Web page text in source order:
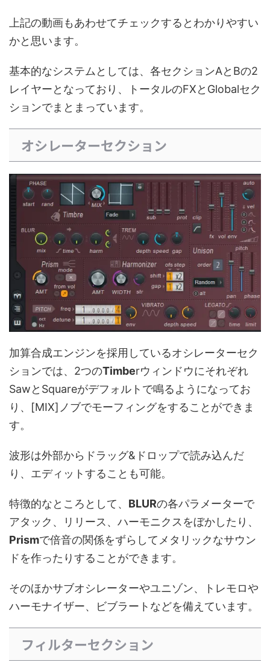
上記の動画もあわせてチェックするとわかりやすい
かと思います。
基本的なシステムとしては、各セクションAとBの2
レイヤーとなっており、トータルのFXとGlobalセク
ションでまとまっています。
オシレーターセクション
加算合成エンジンを採用しているオシレーターセク
ションでは、2つのTimberウィンドウにそれぞれ
SawとSquareがデフォルトで鳴るようになってお
り、[MIX]ノブでモーフィングをすることができま
す。
波形は外部からドラッグ&ドロップで読み込んだ
り、エディットすることも可能。
特徴的なところとして、 BLURの各パラメーターで
アタック、リリース、ハーモニクスをぼかしたり、
Prismで倍音の関係をずらしてメタリックなサウン
ドを作ったりすることができます。
そのほかサブオシレーターやユニゾン、トレモロや
ハーモナイザー、ビブラートなどを備えています。
フィルターセクション